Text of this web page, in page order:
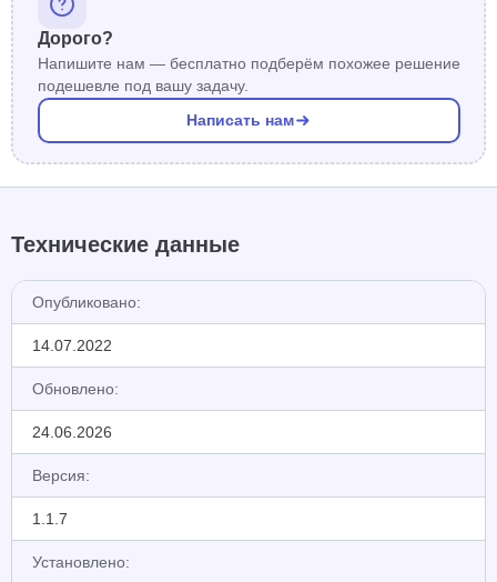
Дорого?
Напишите нам — бесплатно подберём похожее решение
подешевле под вашу задачу.
Написать нам
Технические данные
Опубликовано:
14.07.2022
Обновлено:
24.06.2026
Версия:
1.1.7
Установлено: